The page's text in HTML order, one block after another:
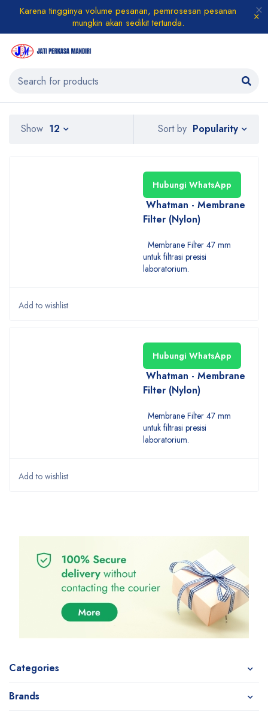
Karena tingginya volume pesanan, pemrosesan pesanan
mungkin akan sedikit tertunda.
Categories
Brands
Sort by Popularity
Show 12
Hubungi WhatsApp
Whatman - Membrane
Filter (Nylon)
Membrane Filter 47 mm
untuk filtrasi presisi
laboratorium.
Hubungi WhatsApp
Whatman - Membrane
Filter (Nylon)
Membrane Filter 47 mm
untuk filtrasi presisi
laboratorium.